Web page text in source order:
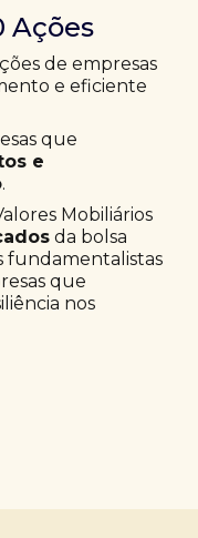
Ações
de empresas
e eficiente
que
e
.
Mobiliários
da bolsa
fundamentalistas
que
nos